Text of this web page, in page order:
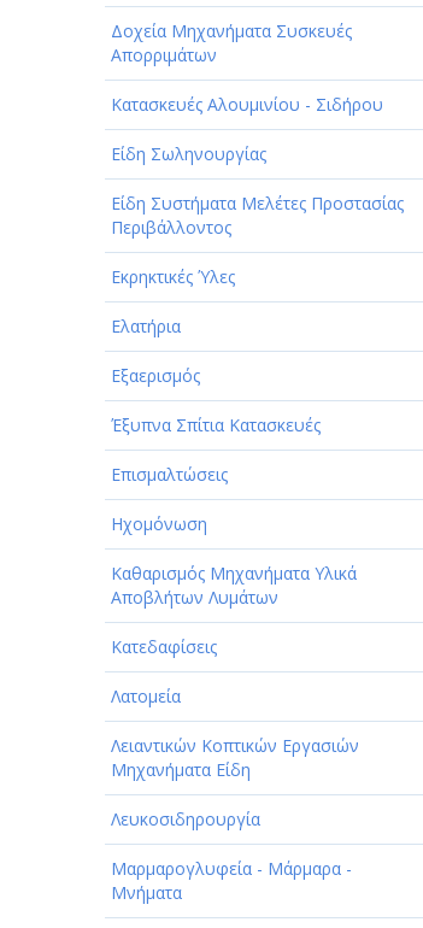
Δοχεία Μηχανήματα Συσκευές
Απορριμάτων
Κατασκευές Αλουμινίου - Σιδήρου
Είδη Σωληνουργίας
Είδη Συστήματα Μελέτες Προστασίας
Περιβάλλοντος
Εκρηκτικές Ύλες
Ελατήρια
Εξαερισμός
Έξυπνα Σπίτια Κατασκευές
Επισμαλτώσεις
Ηχομόνωση
Καθαρισμός Μηχανήματα Υλικά
Αποβλήτων Λυμάτων
Κατεδαφίσεις
Λατομεία
Λειαντικών Κοπτικών Εργασιών
Μηχανήματα Είδη
Λευκοσιδηρουργία
Μαρμαρογλυφεία - Μάρμαρα -
Μνήματα